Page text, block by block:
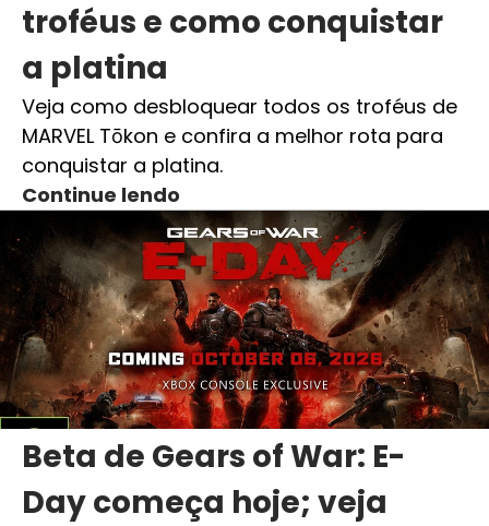
troféus e como conquistar
a platina
Veja como desbloquear todos os troféus de
MARVEL Tōkon e confira a melhor rota para
conquistar a platina.
Continue lendo
Beta de Gears of War: E-
Day começa hoje; veja